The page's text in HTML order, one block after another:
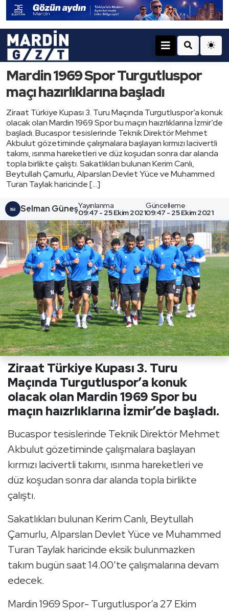
Mardin 1969 Spor Turgutluspor
maçı hazırlıklarına başladı
Ziraat Türkiye Kupası 3. Turu Maçında Turgutluspor’a konuk
olacak olan Mardin 1969 Spor bu maçın haızrlıklarına İzmir’de
başladı. Bucaspor tesislerinde Teknik Direktör Mehmet
Akbulut gözetiminde çalışmalara başlayan kırmızı lacivertli
takımı, ısınma hareketleri ve düz koşudan sonra dar alanda
topla birlikte çalıştı. Sakatlıkları bulunan Kerim Canlı,
Beytullah Çamurlu, Alparslan Devlet Yüce ve Muhammed
Turan Taylak haricinde […]
Selman GüneşYayınlanma
09:47 - 25 Ekim 2021
Güncelleme
09:47 - 25 Ekim 2021
Ziraat Türkiye Kupası 3. Turu
Maçında Turgutluspor’a konuk
olacak olan Mardin 1969 Spor bu
maçın haızrlıklarına İzmir’de başladı.
Bucaspor tesislerinde Teknik Direktör Mehmet
Akbulut gözetiminde çalışmalara başlayan
kırmızı lacivertli takımı, ısınma hareketleri ve
düz koşudan sonra dar alanda topla birlikte
çalıştı.
Sakatlıkları bulunan Kerim Canlı, Beytullah
Çamurlu, Alparslan Devlet Yüce ve Muhammed
Turan Taylak haricinde eksik bulunmazken
takım bugün saat 14.00’te çalışmalarına devam
edecek.
Mardin 1969 Spor- Turgutluspor’a 27 Ekim